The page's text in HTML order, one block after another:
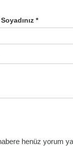
*
henüz yorum